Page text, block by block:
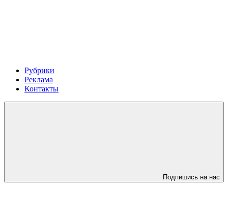
Рубрики
Реклама
Контакты
Подпишись на нас